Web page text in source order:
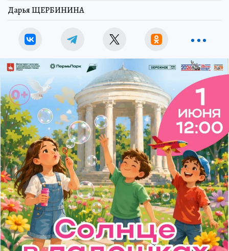
Дарья ЩЕРБИНИНА